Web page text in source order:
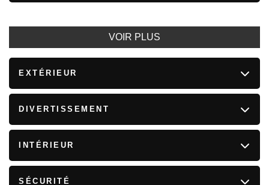
VOIR PLUS
EXTÉRIEUR
DIVERTISSEMENT
INTÉRIEUR
SÉCURITÉ